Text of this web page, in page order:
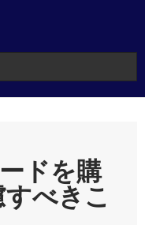
ドを購
べきこ